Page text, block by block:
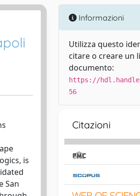
is
San
Informazioni
Utilizza questo
citare o creare un
documento:
https://
56
Citazioni